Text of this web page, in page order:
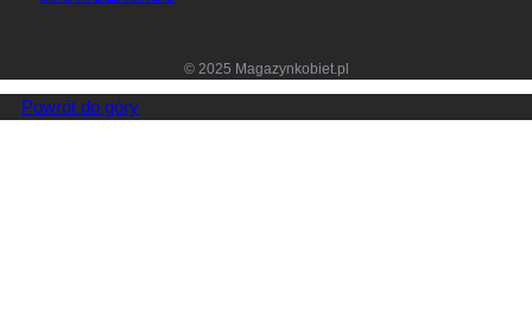
© 2025 Magazynkobiet.pl
Powrót do góry